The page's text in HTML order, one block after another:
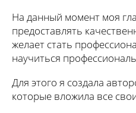
На данный момент моя
предоставлять
желает стать
научиться
Для этого я создала
которые вложила все